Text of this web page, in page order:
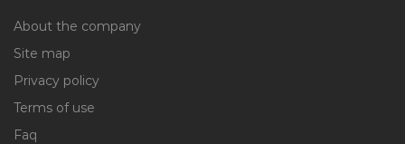
About the company
Site map
Privacy policy
Terms of use
Faq